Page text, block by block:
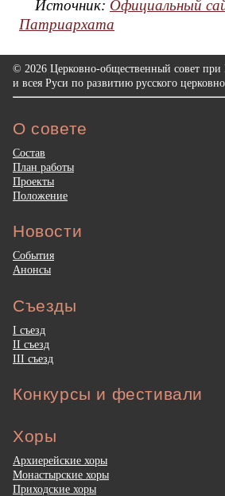
Источник: Официальный
Патриархата
© 2026 Церковно-общественный совет при
и всея Руси по развитию русского
О совете
Состав
План работы
Проекты
Положение
Новости
События
Анонсы
Съезды
I съезд
II съезд
III съезд
Конкурсы и фестивали
Хоры
Архиерейские хоры
Монастырские хоры
Приходские хоры